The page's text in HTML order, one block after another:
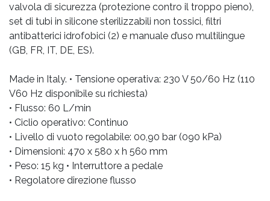
valvola di sicurezza (protezione contro il troppo pieno),
set di tubi in silicone sterilizzabili non tossici, filtri
antibatterici idrofobici (2) e manuale d’uso multilingue
(GB, FR, IT, DE, ES).
Made in Italy. • Tensione operativa: 230 V 50/60 Hz (110
V60 Hz disponibile su richiesta)
• Flusso: 60 L/min
• Ciclio operativo: Continuo
• Livello di vuoto regolabile: 00,90 bar (090 kPa)
• Dimensioni: 470 x 580 x h 560 mm
• Peso: 15 kg • Interruttore a pedale
• Regolatore direzione flusso